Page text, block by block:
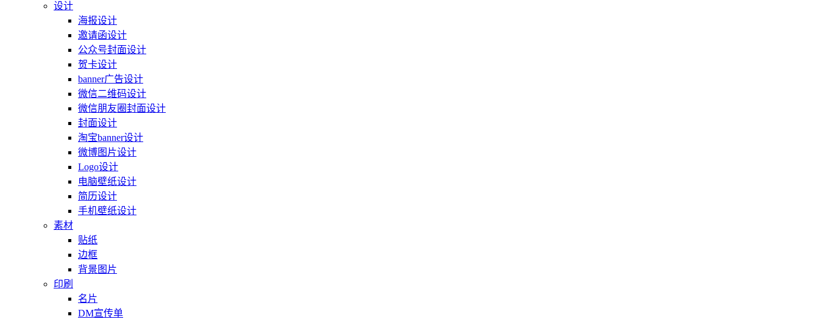
设计
海报设计
邀请函设计
公众号封面设计
贺卡设计
banner广告设计
微信二维码设计
微信朋友圈封面设计
封面设计
淘宝banner设计
微博图片设计
Logo设计
电脑壁纸设计
简历设计
手机壁纸设计
素材
贴纸
边框
背景图片
印刷
名片
DM宣传单